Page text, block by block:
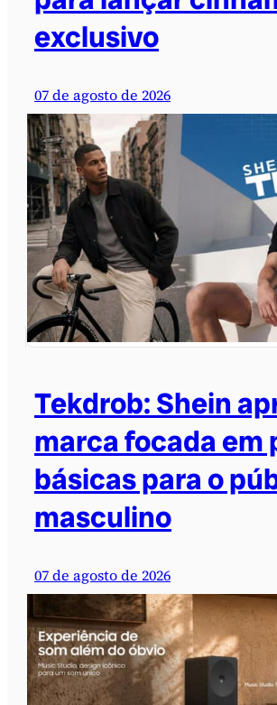
exclusivo
07 de agosto de 2026
Tekdrob: Shein
marca focada em
básicas para o
masculino
07 de agosto de 2026